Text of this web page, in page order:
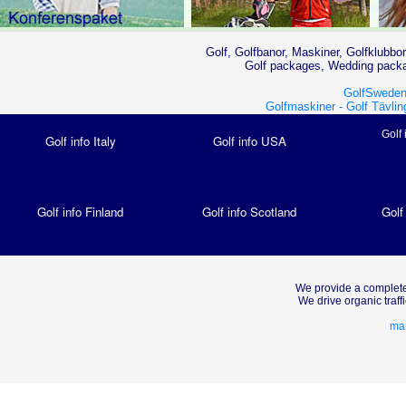
Golf, Golfbanor, Maskiner,
Golf packages, Wedding
Golfmaskiner - Golf
Golf info Italy Golf info USA Golf
Golf info Finland Golf info Scotland
We provide a
We drive organic